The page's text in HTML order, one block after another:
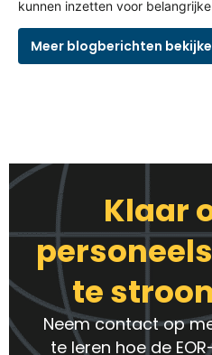
kunnen inzetten voor
Meer blogberichten
Klaar
te
Neem contact op
te leren hoe de